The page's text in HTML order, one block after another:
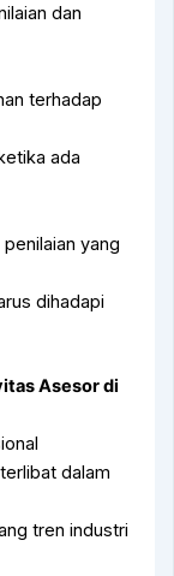
dan
terhadap
ada
yang
dihadapi
Asesor di
dalam
tren industri